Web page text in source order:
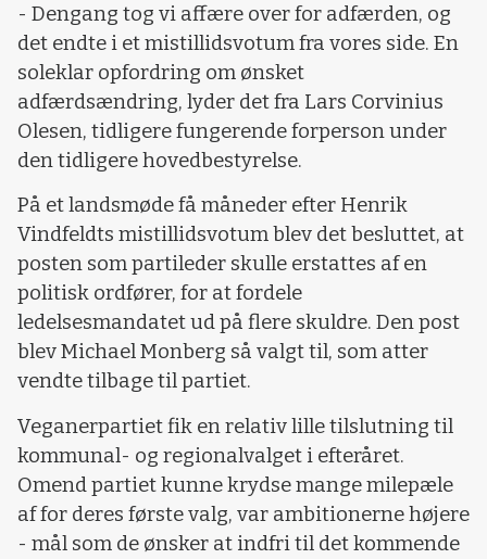
- Dengang tog vi affære over for adfærden, og
det endte i et mistillidsvotum fra vores side. En
soleklar opfordring om ønsket
adfærdsændring, lyder det fra Lars Corvinius
Olesen, tidligere fungerende forperson under
den tidligere hovedbestyrelse.
På et landsmøde få måneder efter Henrik
Vindfeldts mistillidsvotum blev det besluttet, at
posten som partileder skulle erstattes af en
politisk ordfører, for at fordele
ledelsesmandatet ud på flere skuldre. Den post
blev Michael Monberg så valgt til, som atter
vendte tilbage til partiet.
Veganerpartiet fik en relativ lille tilslutning til
kommunal- og regionalvalget i efteråret.
Omend partiet kunne krydse mange milepæle
af for deres første valg, var ambitionerne højere
- mål som de ønsker at indfri til det kommende